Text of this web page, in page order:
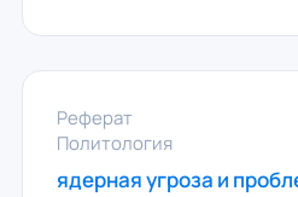
Реферат
Политология
ядерная угроза и